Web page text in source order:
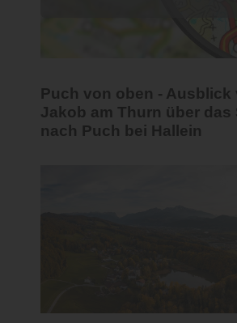
Puch von oben - Ausblick
Jakob am Thurn über das
nach Puch bei Hallein